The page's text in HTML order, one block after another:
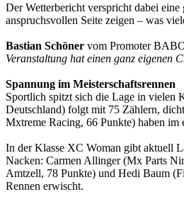
Der Wetterbericht verspricht dabei
anspruchsvollen Seite zeigen – was
Bastian Schöner vom Promoter
Veranstaltung hat einen ganz eigenen
Spannung im Meisterschaftsrennen
Sportlich spitzt sich die Lage in vielen
Deutschland) folgt mit 75 Zählern,
Mxtreme Racing, 66 Punkte) haben
In der Klasse XC Woman gibt aktuell
Nacken: Carmen Allinger (Mx Parts
Amtzell, 78 Punkte) und Hedi Baum
Rennen erwischt.